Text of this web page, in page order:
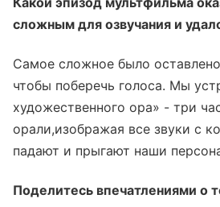
сложным для озвучания и
Самое сложное было
чтобы поберечь голоса. Мы
художественного ора» - три
орали,изображая все звуки с
падают и прыгают наши
Поделитесь впечатлениями о